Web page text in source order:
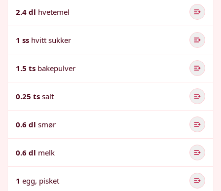
2.4 dl hvetemel
1 ss hvitt sukker
1.5 ts bakepulver
0.25 ts salt
0.6 dl smør
0.6 dl melk
1 egg, pisket